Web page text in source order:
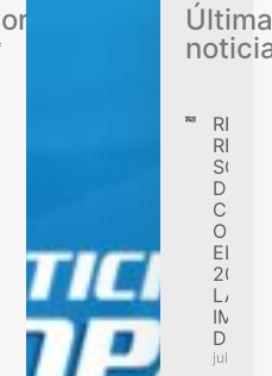
EL
2026
LA
DE
julio 31,